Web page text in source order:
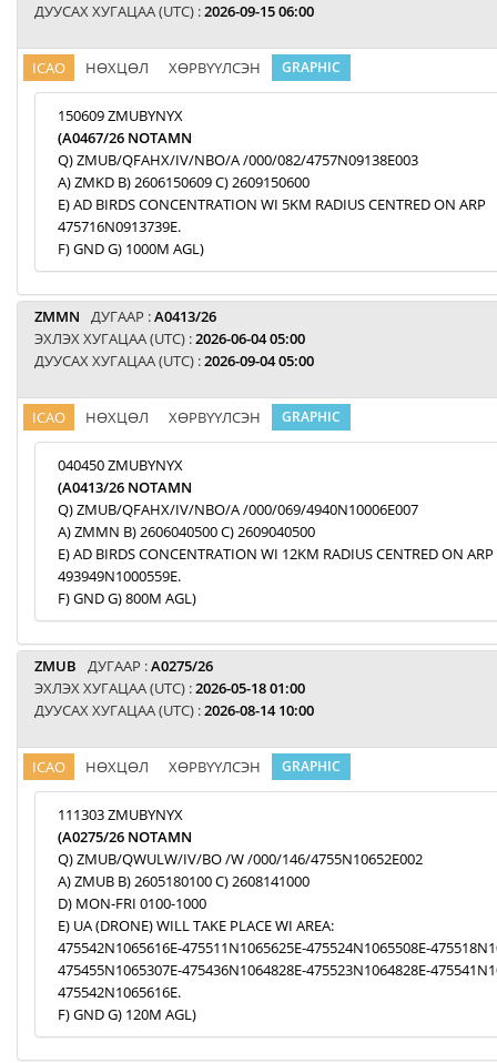
ДУУСАХ ХУГАЦАА (UTC) :2026-09-15 06:00
ICAO НӨХЦӨЛ ХӨРВҮҮЛСЭН GRAPHIC
150609 ZMUBYNYX
(A0467/26 NOTAMN
Q) ZMUB/QFAHX/IV/NBO/A /000/082/4757N09138E003
A) ZMKD B) 2606150609 C) 2609150600
E) AD BIRDS CONCENTRATION WI 5KM RADIUS CENTRED ON ARP
475716N0913739E.
F) GND G) 1000M AGL)
ZMMN ДУГААР :A0413/26
ЭХЛЭХ ХУГАЦАА (UTC) :2026-06-04 05:00
ДУУСАХ ХУГАЦАА (UTC) :2026-09-04 05:00
ICAO НӨХЦӨЛ ХӨРВҮҮЛСЭН GRAPHIC
040450 ZMUBYNYX
(A0413/26 NOTAMN
Q) ZMUB/QFAHX/IV/NBO/A /000/069/4940N10006E007
A) ZMMN B) 2606040500 C) 2609040500
E) AD BIRDS CONCENTRATION WI 12KM RADIUS CENTRED ON ARP
493949N1000559E.
F) GND G) 800M AGL)
ZMUB ДУГААР :A0275/26
ЭХЛЭХ ХУГАЦАА (UTC) :2026-05-18 01:00
ДУУСАХ ХУГАЦАА (UTC) :2026-08-14 10:00
ICAO НӨХЦӨЛ ХӨРВҮҮЛСЭН GRAPHIC
111303 ZMUBYNYX
(A0275/26 NOTAMN
Q) ZMUB/QWULW/IV/BO /W /000/146/4755N10652E002
A) ZMUB B) 2605180100 C) 2608141000
D) MON-FRI 0100-1000
E) UA (DRONE) WILL TAKE PLACE WI AREA:
475542N1065616E-475511N1065625E-475524N1065508E-
475455N1065307E-475436N1064828E-475523N1064828E-
475542N1065616E.
F) GND G) 120M AGL)